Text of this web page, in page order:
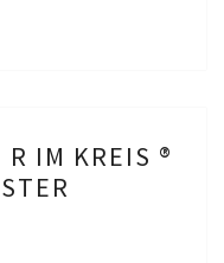
R IM KREIS ®